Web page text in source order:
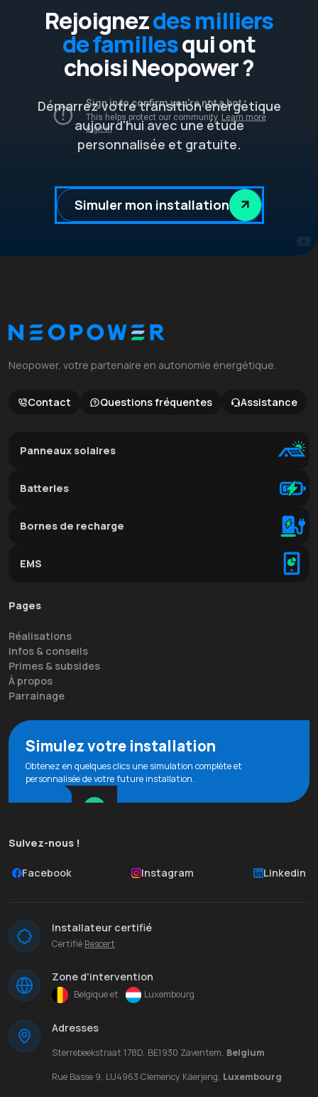
Rejoignezdes milliers
de famillesqui ont
choisi Neopower ?
Démarrez votre transition énergétique
aujourd'hui avec une étude
personnalisée et gratuite.
Simuler mon installation
Neopower, votre partenaire en autonomie énergétique.
Contact Questions fréquentes Assistance
Panneaux solaires
Batteries
Bornes de recharge
EMS
Pages
Réalisations
Infos & conseils
Primes & subsides
À propos
Parrainage
Simulez votre installation
Obtenez en quelques clics une simulation complète et
personnalisée de votre future installation.
Suivez-nous !
Facebook Instagram Linkedin
Installateur certifié
Certifié Rescert
Zone d'intervention
Belgique et Luxembourg
Adresses
Sterrebeekstraat 178D, BE1930 Zaventem, Belgium
Rue Basse 9, LU4963 Clemency Käerjeng, Luxembourg